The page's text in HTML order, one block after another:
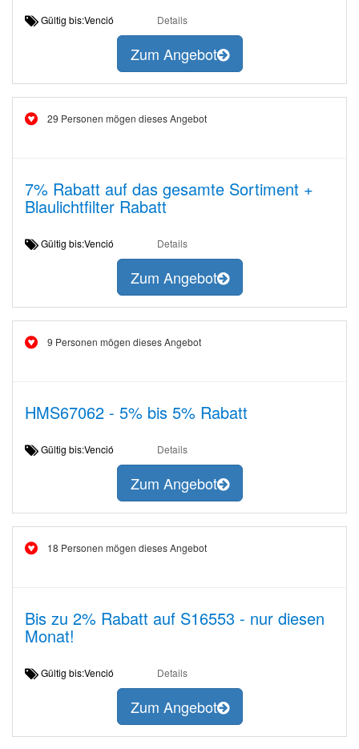
Gültig bis:Venció Details
Zum Angebot
29 Personen mögen dieses Angebot
7% Rabatt auf das gesamte Sortiment +
Blaulichtfilter Rabatt
Gültig bis:Venció Details
Zum Angebot
9 Personen mögen dieses Angebot
HMS67062 - 5% bis 5% Rabatt
Gültig bis:Venció Details
Zum Angebot
18 Personen mögen dieses Angebot
Bis zu 2% Rabatt auf S16553 - nur diesen
Monat!
Gültig bis:Venció Details
Zum Angebot